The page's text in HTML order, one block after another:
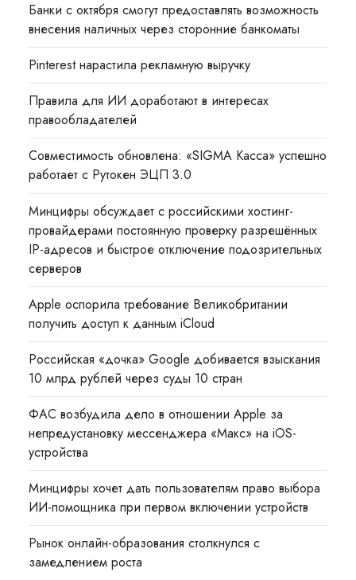
Банки с октября смогут предоставлять возможность
внесения наличных через сторонние банкоматы
Pinterest нарастила рекламную выручку
Правила для ИИ доработают в интересах
правообладателей
Совместимость обновлена: «SIGMA Касса» успешно
работает с Рутокен ЭЦП 3.0
Минцифры обсуждает с российскими хостинг-
провайдерами постоянную проверку разрешённых
IP-адресов и быстрое отключение подозрительных
серверов
Apple оспорила требование Великобритании
получить доступ к данным iCloud
Российская «дочка» Google добивается взыскания
10 млрд рублей через суды 10 стран
ФАС возбудила дело в отношении Apple за
непредустановку мессенджера «Макс» на iOS-
устройства
Минцифры хочет дать пользователям право выбора
ИИ-помощника при первом включении устройств
Рынок онлайн-образования столкнулся с
замедлением роста